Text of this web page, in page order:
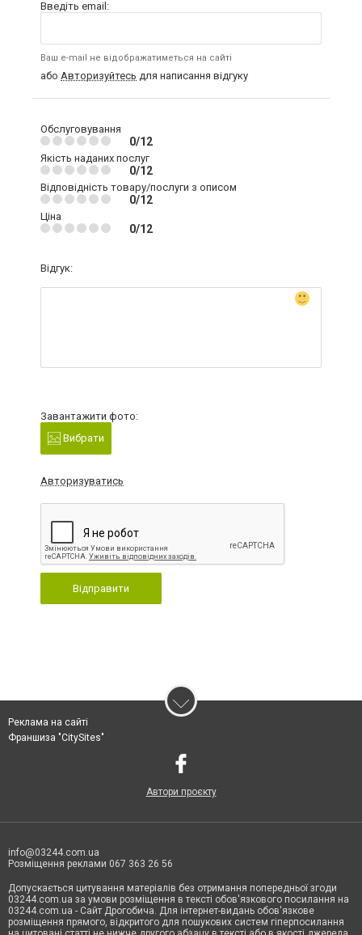
Введіть email:
Ваш e-mail не відображатиметься на сайті
або Авторизуйтесь для написання відгуку
Обслуговування
0/12
Якість наданих послуг
0/12
Відповідність товару/послуги з описом
0/12
Ціна
0/12
Відгук:
Завантажити фото:
Вибрати
Авторизуватись
Відправити
Реклама на сайті
Франшиза "CitySites"
Автори проєкту
info@03244.com.ua
Розміщення реклами 067 363 26 56
Допускається цитування матеріалів без отримання попередньої згоди
03244.com.ua за умови розміщення в тексті обов'язкового посилання на
03244.com.ua - Сайт Дрогобича. Для інтернет-видань обов'язкове
розміщення прямого, відкритого для пошукових систем гіперпосилання